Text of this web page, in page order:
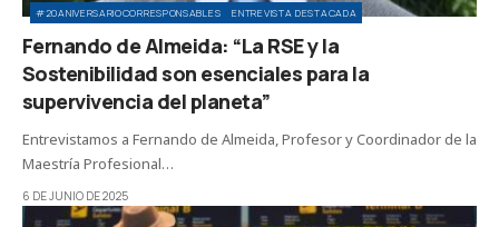
#20ANIVERSARIOCORRESPONSABLES ENTREVISTA DESTACADA
Fernando de Almeida: “La RSE y la
Sostenibilidad son esenciales para la
supervivencia del planeta”
Entrevistamos a Fernando de Almeida, Profesor y Coordinador de la
Maestría Profesional…
6 DE JUNIO DE 2025